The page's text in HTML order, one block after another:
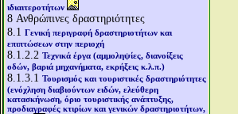
ιδιαιτεροτήτων
8 Ανθρώπινες δραστηριότητες
8.1 Γενική περιγραφή δραστηριοτήτων και
επιπτώσεων στην περιοχή
8.1.2.2 Τεχνικά έργα (αμμοληψίες, διανοίξεις
οδών, βαριά μηχανήματα, εκρήξεις κ.λ.π.)
8.1.3.1 Τουρισμός και τουριστικές δραστηριότητες
(ενόχληση διαβιούντων ειδών, ελεύθερη
κατασκήνωση, όριο τουριστικής ανάπτυξης,
προδιαγραφές κτιρίων και γενικών δραστηριοτήτων,